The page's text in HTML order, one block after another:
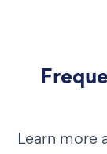
Learn more